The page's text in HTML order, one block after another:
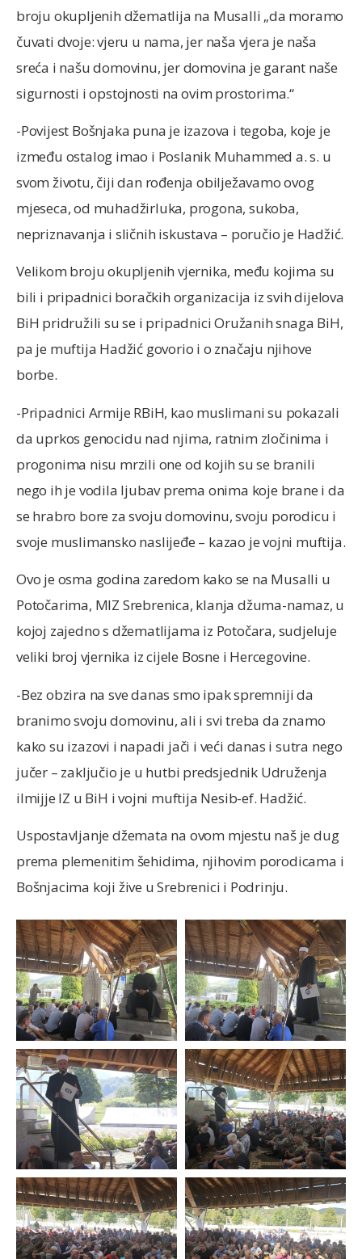
broju okupljenih džematlija na Musalli „da moramo
čuvati dvoje: vjeru u nama, jer naša vjera je naša
sreća i našu domovinu, jer domovina je garant naše
sigurnosti i opstojnosti na ovim prostorima.“
-Povijest Bošnjaka puna je izazova i tegoba, koje je
između ostalog imao i Poslanik Muhammed a. s. u
svom životu, čiji dan rođenja obilježavamo ovog
mjeseca, od muhadžirluka, progona, sukoba,
nepriznavanja i sličnih iskustava – poručio je Hadžić.
Velikom broju okupljenih vjernika, među kojima su
bili i pripadnici boračkih organizacija iz svih dijelova
BiH pridružili su se i pripadnici Oružanih snaga BiH,
pa je muftija Hadžić govorio i o značaju njihove
borbe.
-Pripadnici Armije RBiH, kao muslimani su pokazali
da uprkos genocidu nad njima, ratnim zločinima i
progonima nisu mrzili one od kojih su se branili
nego ih je vodila ljubav prema onima koje brane i da
se hrabro bore za svoju domovinu, svoju porodicu i
svoje muslimansko naslijeđe – kazao je vojni muftija.
Ovo je osma godina zaredom kako se na Musalli u
Potočarima, MIZ Srebrenica, klanja džuma-namaz, u
kojoj zajedno s džematlijama iz Potočara, sudjeluje
veliki broj vjernika iz cijele Bosne i Hercegovine.
-Bez obzira na sve danas smo ipak spremniji da
branimo svoju domovinu, ali i svi treba da znamo
kako su izazovi i napadi jači i veći danas i sutra nego
jučer – zaključio je u hutbi predsjednik Udruženja
ilmijje IZ u BiH i vojni muftija Nesib-ef. Hadžić.
Uspostavljanje džemata na ovom mjestu naš je dug
prema plemenitim šehidima, njihovim porodicama i
Bošnjacima koji žive u Srebrenici i Podrinju.